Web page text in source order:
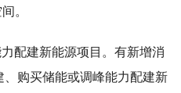
。
配建新能源项目。有新增消
购买储能或调峰能力配建新